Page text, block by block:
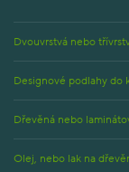
Dvouvrstvá nebo
Designové podlahy do
Dřevěná nebo
Olej, nebo lak na